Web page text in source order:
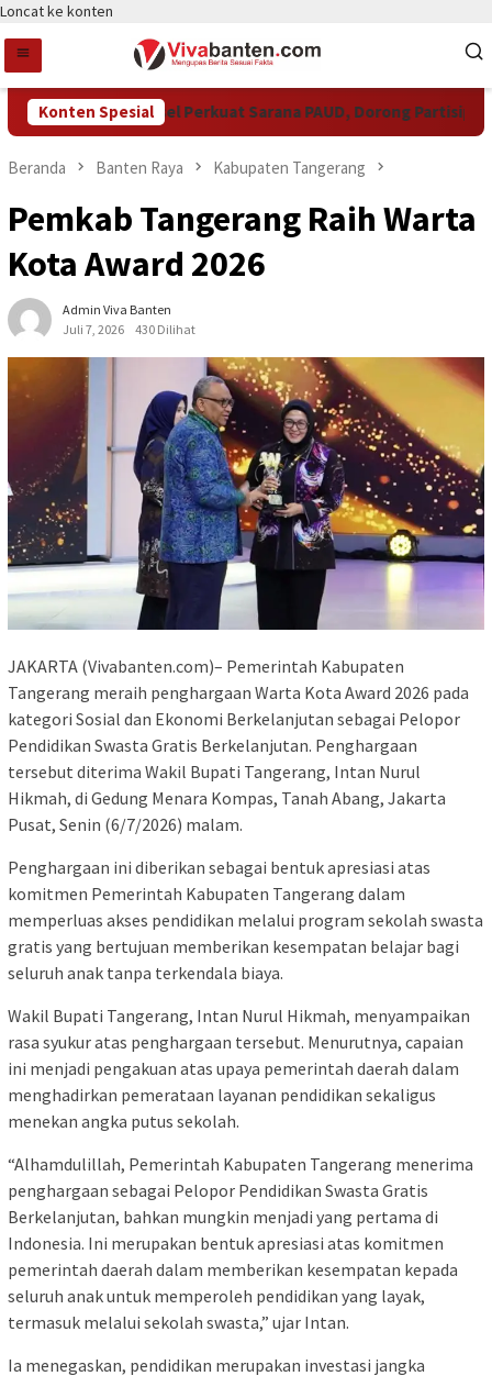
Loncat ke konten
Konten Spesial
Pemkot Tangsel Perkuat Sarana PAUD, Dorong Partisipasi
Beranda Banten Raya Kabupaten Tangerang
Pemkab Tangerang Raih Warta
Kota Award 2026
Admin Viva Banten
Juli 7, 2026
430 Dilihat
JAKARTA (Vivabanten.com)– Pemerintah Kabupaten
Tangerang meraih penghargaan Warta Kota Award 2026 pada
kategori Sosial dan Ekonomi Berkelanjutan sebagai Pelopor
Pendidikan Swasta Gratis Berkelanjutan. Penghargaan
tersebut diterima Wakil Bupati Tangerang, Intan Nurul
Hikmah, di Gedung Menara Kompas, Tanah Abang, Jakarta
Pusat, Senin (6/7/2026) malam.
Penghargaan ini diberikan sebagai bentuk apresiasi atas
komitmen Pemerintah Kabupaten Tangerang dalam
memperluas akses pendidikan melalui program sekolah swasta
gratis yang bertujuan memberikan kesempatan belajar bagi
seluruh anak tanpa terkendala biaya.
Wakil Bupati Tangerang, Intan Nurul Hikmah, menyampaikan
rasa syukur atas penghargaan tersebut. Menurutnya, capaian
ini menjadi pengakuan atas upaya pemerintah daerah dalam
menghadirkan pemerataan layanan pendidikan sekaligus
menekan angka putus sekolah.
“Alhamdulillah, Pemerintah Kabupaten Tangerang menerima
penghargaan sebagai Pelopor Pendidikan Swasta Gratis
Berkelanjutan, bahkan mungkin menjadi yang pertama di
Indonesia. Ini merupakan bentuk apresiasi atas komitmen
pemerintah daerah dalam memberikan kesempatan kepada
seluruh anak untuk memperoleh pendidikan yang layak,
termasuk melalui sekolah swasta,” ujar Intan.
Ia menegaskan, pendidikan merupakan investasi jangka